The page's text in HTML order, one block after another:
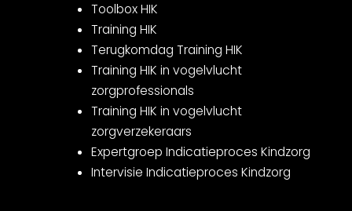
Toolbox HIK
Training HIK
Terugkomdag Training HIK
Training HIK in vogelvlucht
zorgprofessionals
Training HIK in vogelvlucht
zorgverzekeraars
Expertgroep Indicatieproces Kindzorg
Intervisie Indicatieproces Kindzorg